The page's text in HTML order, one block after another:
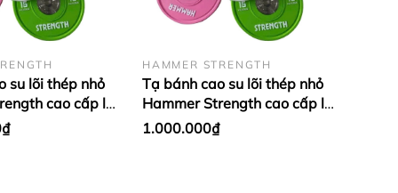
su lõi thép nhỏ
cao cấp lỗ
(Set 5 - 25kg)
HAMMER STRENGTH
Tạ bánh cao su lõi thép nhỏ
Hammer Strength cao cấp lỗ
50 nhập khẩu (giá 1 cặp)
1.000.000₫